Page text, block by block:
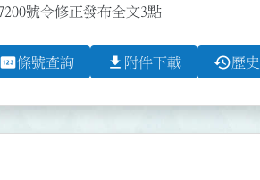
號令修正發布全文3點
pin條號查詢 file_download 附件下載 history歷